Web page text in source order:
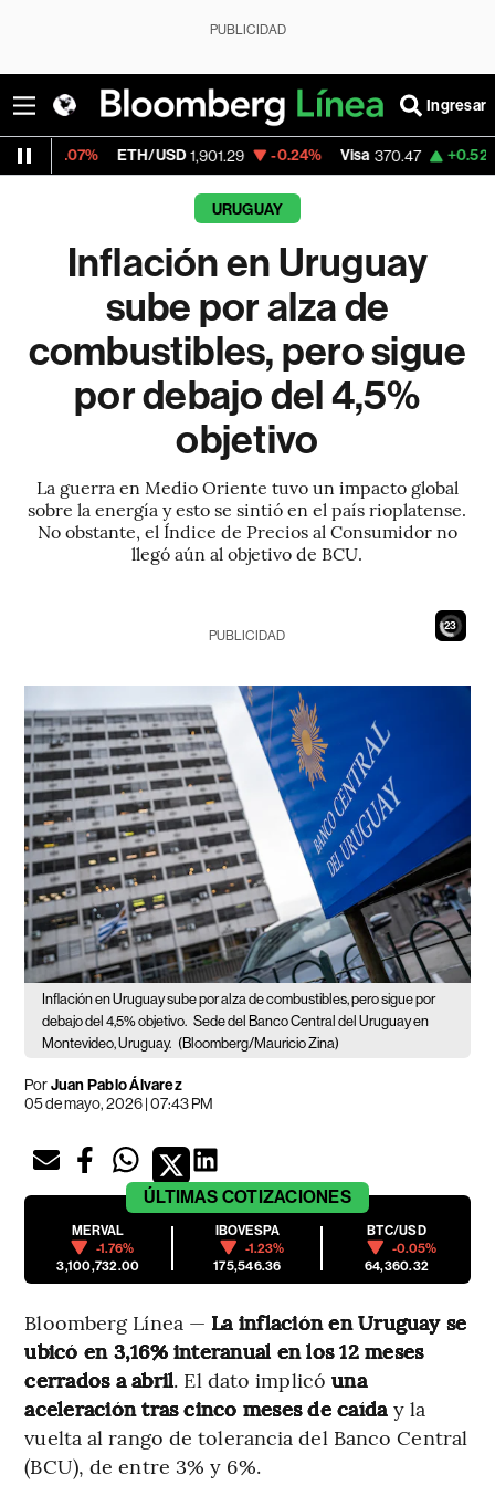
PUBLICIDAD
Ingresar
ETH/USD 1,901.29 -0.24% Visa 370.47 +0.52%
URUGUAY
Inflación en Uruguay
sube por alza de
combustibles, pero sigue
por debajo del 4,5%
objetivo
La guerra en Medio Oriente tuvo un impacto global
sobre la energía y esto se sintió en el país rioplatense.
No obstante, el Índice de Precios al Consumidor no
llegó aún al objetivo de BCU.
21
PUBLICIDAD
Inflación en Uruguay sube por alza de combustibles, pero sigue por
debajo del 4,5% objetivo. Sede del Banco Central del Uruguay en
Montevideo, Uruguay. (Bloomberg/Mauricio Zina)
PorJuan Pablo Álvarez
05 de mayo, 2026 | 07:43 PM
ÚLTIMAS COTIZACIONES
MERVAL
-1.76%
3,100,732.00
IBOVESPA
-1.23%
175,546.36
BTC/USD
-0.05%
64,360.32
Bloomberg Línea — La inflación en Uruguay se
ubicó en 3,16% interanual en los 12 meses
cerrados a abril. El dato implicóuna
aceleración tras cinco meses de caída y la
vuelta al rango de tolerancia del Banco Central
(BCU), de entre 3% y 6%.